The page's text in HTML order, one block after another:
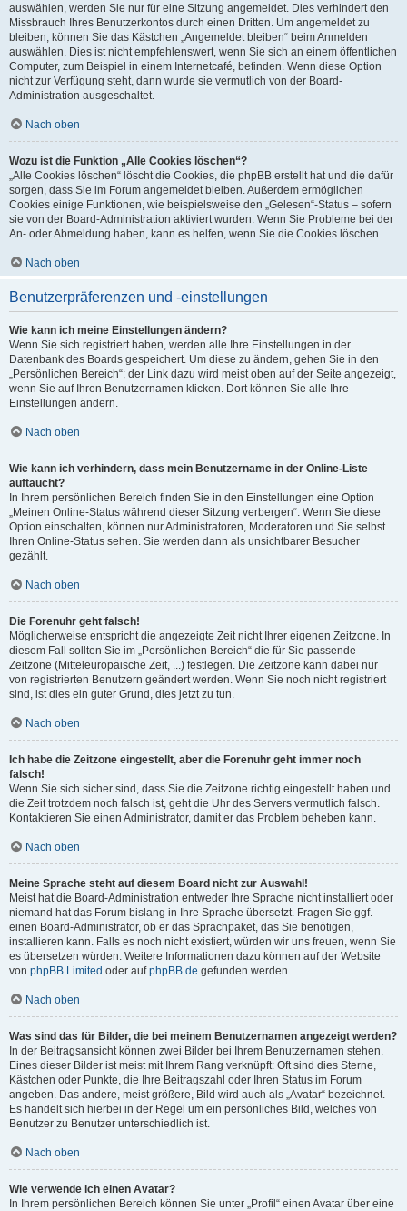
auswählen, werden Sie nur für eine Sitzung angemeldet. Dies verhindert den
Missbrauch Ihres Benutzerkontos durch einen Dritten. Um angemeldet zu
bleiben, können Sie das Kästchen „Angemeldet bleiben“ beim Anmelden
auswählen. Dies ist nicht empfehlenswert, wenn Sie sich an einem öffentlichen
Computer, zum Beispiel in einem Internetcafé, befinden. Wenn diese Option
nicht zur Verfügung steht, dann wurde sie vermutlich von der Board-
Administration ausgeschaltet.
Nach oben
Wozu ist die Funktion „Alle Cookies löschen“?
„Alle Cookies löschen“ löscht die Cookies, die phpBB erstellt hat und die dafür
sorgen, dass Sie im Forum angemeldet bleiben. Außerdem ermöglichen
Cookies einige Funktionen, wie beispielsweise den „Gelesen“-Status – sofern
sie von der Board-Administration aktiviert wurden. Wenn Sie Probleme bei der
An- oder Abmeldung haben, kann es helfen, wenn Sie die Cookies löschen.
Nach oben
Benutzerpräferenzen und -einstellungen
Wie kann ich meine Einstellungen ändern?
Wenn Sie sich registriert haben, werden alle Ihre Einstellungen in der
Datenbank des Boards gespeichert. Um diese zu ändern, gehen Sie in den
„Persönlichen Bereich“; der Link dazu wird meist oben auf der Seite angezeigt,
wenn Sie auf Ihren Benutzernamen klicken. Dort können Sie alle Ihre
Einstellungen ändern.
Nach oben
Wie kann ich verhindern, dass mein Benutzername in der Online-Liste
auftaucht?
In Ihrem persönlichen Bereich finden Sie in den Einstellungen eine Option
„Meinen Online-Status während dieser Sitzung verbergen“. Wenn Sie diese
Option einschalten, können nur Administratoren, Moderatoren und Sie selbst
Ihren Online-Status sehen. Sie werden dann als unsichtbarer Besucher
gezählt.
Nach oben
Die Forenuhr geht falsch!
Möglicherweise entspricht die angezeigte Zeit nicht Ihrer eigenen Zeitzone. In
diesem Fall sollten Sie im „Persönlichen Bereich“ die für Sie passende
Zeitzone (Mitteleuropäische Zeit, ...) festlegen. Die Zeitzone kann dabei nur
von registrierten Benutzern geändert werden. Wenn Sie noch nicht registriert
sind, ist dies ein guter Grund, dies jetzt zu tun.
Nach oben
Ich habe die Zeitzone eingestellt, aber die Forenuhr geht immer noch
falsch!
Wenn Sie sich sicher sind, dass Sie die Zeitzone richtig eingestellt haben und
die Zeit trotzdem noch falsch ist, geht die Uhr des Servers vermutlich falsch.
Kontaktieren Sie einen Administrator, damit er das Problem beheben kann.
Nach oben
Meine Sprache steht auf diesem Board nicht zur Auswahl!
Meist hat die Board-Administration entweder Ihre Sprache nicht installiert oder
niemand hat das Forum bislang in Ihre Sprache übersetzt. Fragen Sie ggf.
einen Board-Administrator, ob er das Sprachpaket, das Sie benötigen,
installieren kann. Falls es noch nicht existiert, würden wir uns freuen, wenn Sie
es übersetzen würden. Weitere Informationen dazu können auf der Website
von phpBB Limited oder aufphpBB.de gefunden werden.
Nach oben
Was sind das für Bilder, die bei meinem Benutzernamen angezeigt werden?
In der Beitragsansicht können zwei Bilder bei Ihrem Benutzernamen stehen.
Eines dieser Bilder ist meist mit Ihrem Rang verknüpft: Oft sind dies Sterne,
Kästchen oder Punkte, die Ihre Beitragszahl oder Ihren Status im Forum
angeben. Das andere, meist größere, Bild wird auch als „Avatar“ bezeichnet.
Es handelt sich hierbei in der Regel um ein persönliches Bild, welches von
Benutzer zu Benutzer unterschiedlich ist.
Nach oben
Wie verwende ich einen Avatar?
In Ihrem persönlichen Bereich können Sie unter „Profil“ einen Avatar über eine